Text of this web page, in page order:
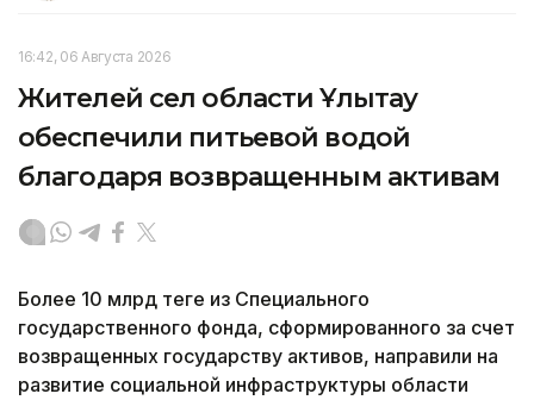
16:42, 06 Августа 2026
Жителей сел области Ұлытау
обеспечили питьевой водой
благодаря возвращенным активам
Более 10 млрд теңге из Специального
государственного фонда, сформированного за счет
возвращенных государству активов, направили на
развитие социальной инфраструктуры области